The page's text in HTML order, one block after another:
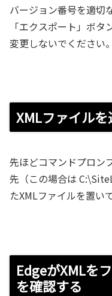
バージョン番号を適切
「エクスポート」ボ
変更しないでください。
XMLファイル
先ほどコマンドプロン
先（この場合は
たXMLファイルを置い
EdgeがXMLを
を確認する